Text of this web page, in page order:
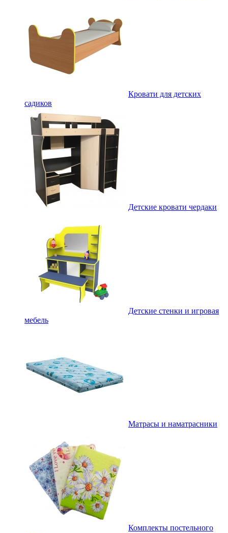
Кровати для детских
садиков
Детские кровати чердаки
Детские стенки и игровая
мебель
Матрасы и наматрасники
Комплекты постельного